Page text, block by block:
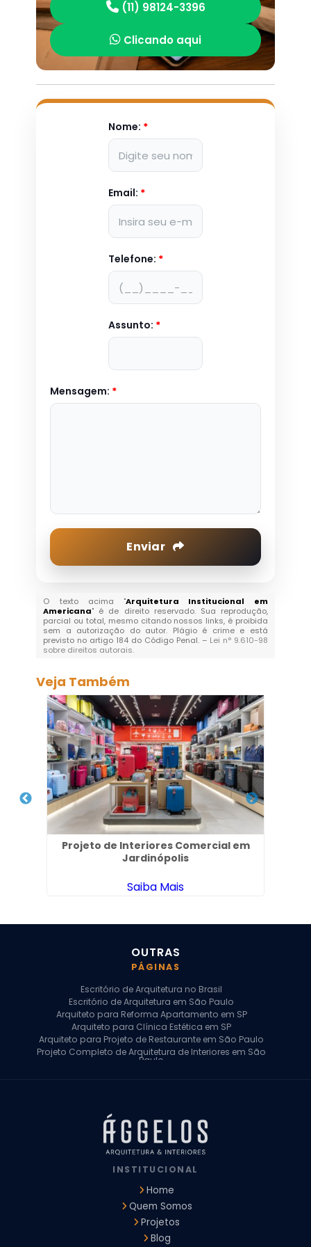
(11) 98124-3396
Clicando aqui
Nome: *
Email: *
Telefone: *
Assunto: *
Mensagem: *
Enviar
O texto acima "Arquitetura Institucional em
Americana" é de direito reservado. Sua reprodução,
parcial ou total, mesmo citando nossos links, é proibida
sem a autorização do autor. Plágio é crime e está
previsto no artigo 184 do Código Penal. – Lei n° 9.610-98
sobre direitos autorais.
Veja Também
Projeto de Interiores Comercial em
Jardinópolis
Saiba Mais
OUTRAS
PÁGINAS
Escritório de Arquitetura no Brasil
Escritório de Arquitetura em São Paulo
Arquiteto para Reforma Apartamento em SP
Arquiteto para Clínica Estética em SP
Arquiteto para Projeto de Restaurante em São Paulo
Projeto Completo de Arquitetura de Interiores em São
Paulo
Arquiteto para Projeto Comercial em São Paulo
Arquiteto Comercial
Arquiteto para Reforma de Apartamento
Arquiteto para Reforma Residencial
Arquitetura para Reforma de Casas
Design de Interiores Apartamentos
Design de Interiores Residencial
Empresa de Arquitetura e Design
Empresas de Arquitetura e Design de Interiores
INSTITUCIONAL
Home
Quem Somos
Projetos
Blog